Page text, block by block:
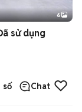
+2
6
sử dụng
số Chat